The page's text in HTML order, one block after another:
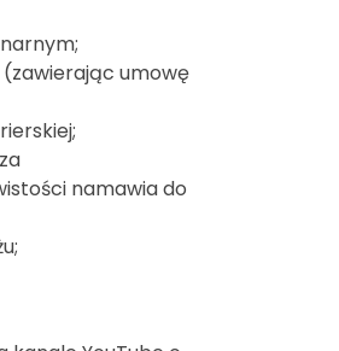
umowę
namawia do